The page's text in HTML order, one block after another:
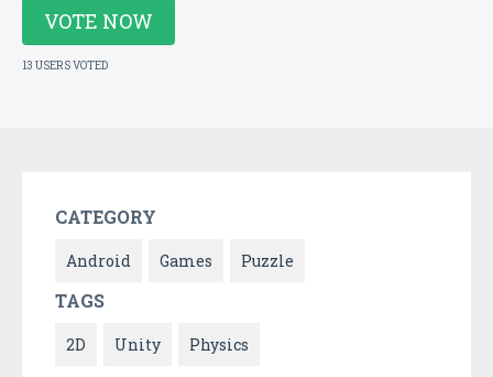
VOTE NOW
13 USERS VOTED
CATEGORY
Android Games Puzzle
TAGS
2D Unity Physics